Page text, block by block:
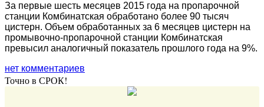
За первые шесть месяцев 2015 года на пропарочной
станции Комбинатская обработано более 90 тысяч
цистерн. Объем обработанных за 6 месяцев цистерн на
промывочно-пропарочной станции Комбинатская
превысил аналогичный показатель прошлого года на 9%.
нет комментариев
Точно в СРОК!